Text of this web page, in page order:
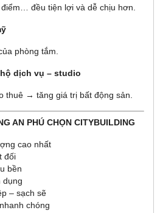
đều tiện lợi và dễ chịu hơn.
phòng tắm.
dịch vụ – studio
thuê → tăng giá trị bất động sản.
AN PHÚ CHỌN CITYBUILDING
cao nhất
đối
bền
dụng
– sạch sẽ
chóng